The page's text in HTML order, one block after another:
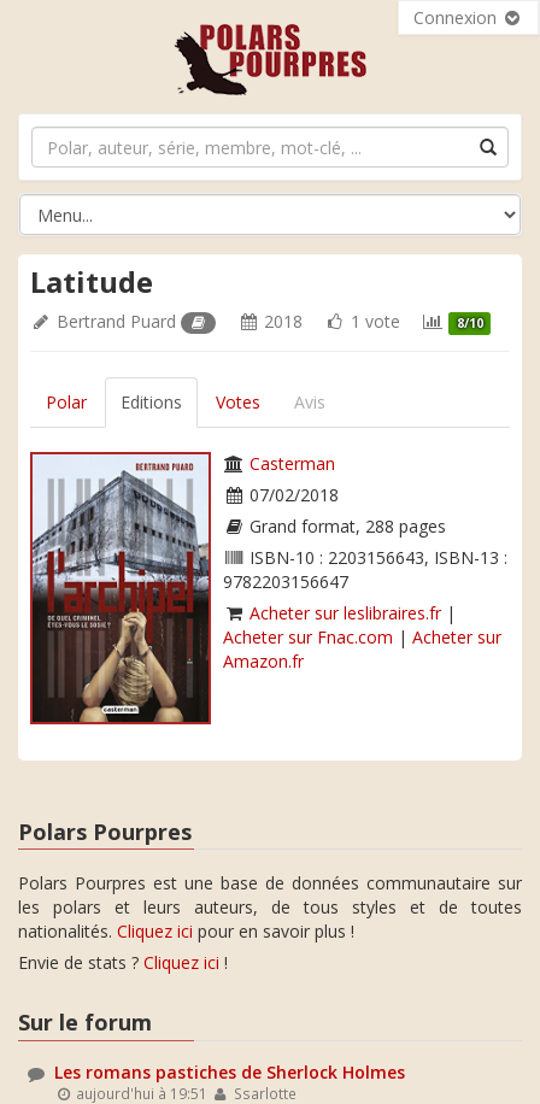
Connexion
Latitude
Bertrand Puard 2018 1 vote 8/10
Polar Editions Votes Avis
Casterman
07/02/2018
Grand format, 288 pages
ISBN-10 : 2203156643, ISBN-13 :
9782203156647
Acheter sur leslibraires.fr|
Acheter sur Fnac.com | Acheter sur
Amazon.fr
Polars Pourpres
Polars Pourpres est une base de données communautaire sur
les polars et leurs auteurs, de tous styles et de toutes
nationalités. Cliquez ici pour en savoir plus !
Envie de stats ? Cliquez ici !
Sur le forum
Les romans pastiches de Sherlock Holmes
aujourd'hui à 19:51 Ssarlotte